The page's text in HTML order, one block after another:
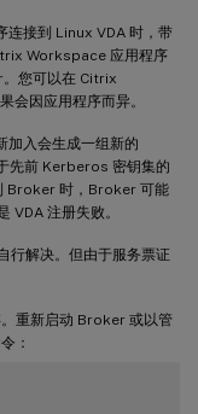
接到 Linux VDA 时，带
Workspace 应用程序
您可以在 Citrix
会因应用程序而异。
加入会生成一组新的
先前 Kerberos 密钥集的
Broker 时，Broker 可能
VDA 注册失败。
行解决。但由于服务票证
重新启动 Broker 或以管
：